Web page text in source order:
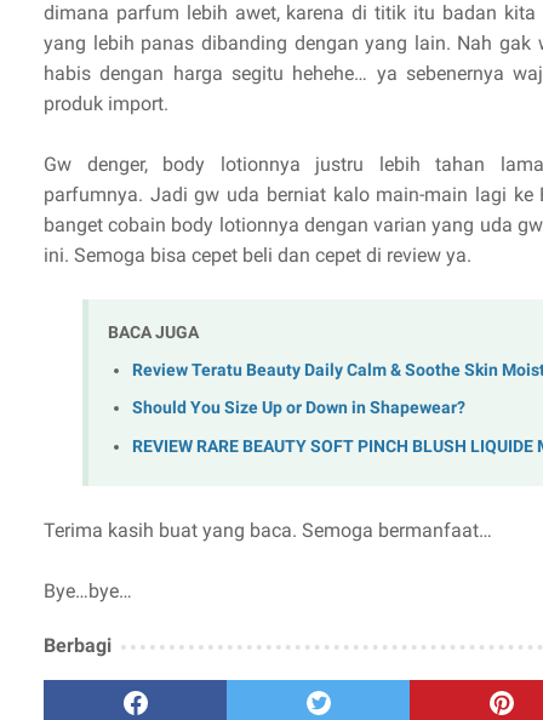
dimana parfum lebih awet, karena di titik itu badan kita
yang lebih panas dibanding dengan yang lain. Nah
habis dengan harga segitu hehehe… ya sebenernya
produk import.
Gw denger, body lotionnya justru lebih tahan
parfumnya. Jadi gw uda berniat kalo main-main lagi ke
banget cobain body lotionnya dengan varian yang uda
ini. Semoga bisa cepet beli dan cepet di review ya.
BACA JUGA
Review Teratu Beauty Daily Calm & Soothe Skin
Should You Size Up or Down in Shapewear?
REVIEW RARE BEAUTY SOFT PINCH BLUSH LIQUIDE
Terima kasih buat yang baca. Semoga bermanfaat…
Bye…bye…
Berbagi